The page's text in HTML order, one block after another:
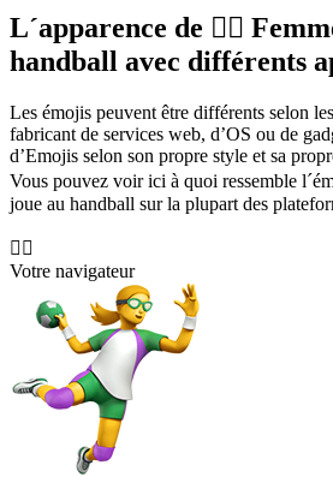
L´apparence de 🤾‍♀️
handball avec différents
Les émojis peuvent être différents selon
fabricant de services web, d’OS ou de
d’Emojis selon son propre style et sa
Vous pouvez voir ici à quoi ressemble
joue au handball sur la plupart des
🤾‍♀️
Votre navigateur